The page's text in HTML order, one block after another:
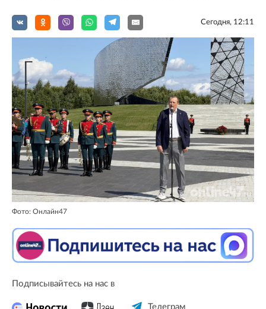
Сегодня, 12:11
Фото: Онлайн47
Подписывайтесь на нас в
Телеграм